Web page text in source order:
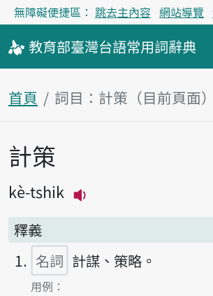
無障礙便捷區： 跳去主內容 網站導覽
教育部臺灣台語常用詞辭典
首頁 詞目：計策（目前頁面）
主內容區塊
計策
kè-tshik
釋義
名詞 計謀、策略。
第1項釋義的
用例：